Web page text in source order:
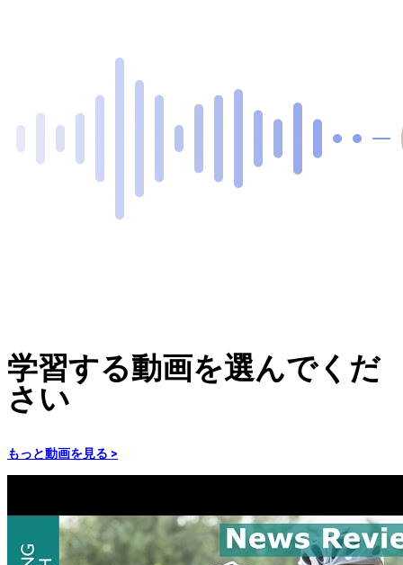
学習する動画を選んでくだ
さい
もっと動画を見る >